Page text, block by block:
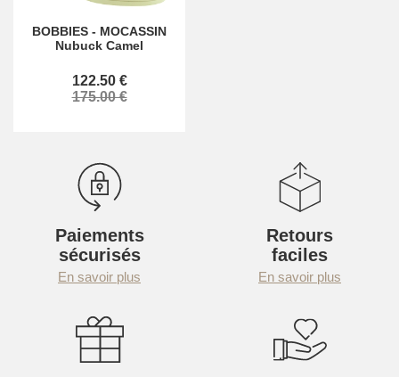
BOBBIES - MOCASSIN
Nubuck Camel
122.50 €
175.00 €
Paiements
sécurisés
En savoir plus
Retours
faciles
En savoir plus